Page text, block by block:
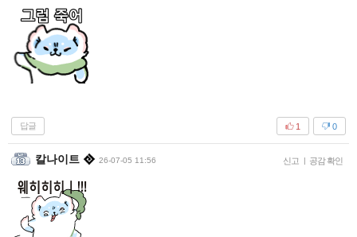
답글 0
1
칼나이트 26-07-05 11:56 신고 | 공감 확인